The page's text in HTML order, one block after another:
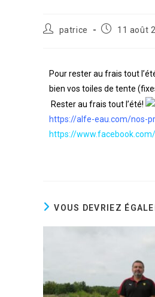
patrice 11 août
Pour rester au frais tout
bien vos toiles de tente
Rester au frais tout l’été!
https://alfe-eau.com/nos-
https://
VOUS DEVRIEZ